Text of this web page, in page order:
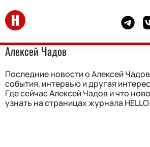
Перейти на главную
Алексей Чадов
Последние новости о Алексей
события, интервью и другая
Где сейчас Алексей Чадов и что
узнать на страницах журнала